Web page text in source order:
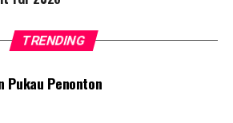
TRENDING
Pukau Penonton